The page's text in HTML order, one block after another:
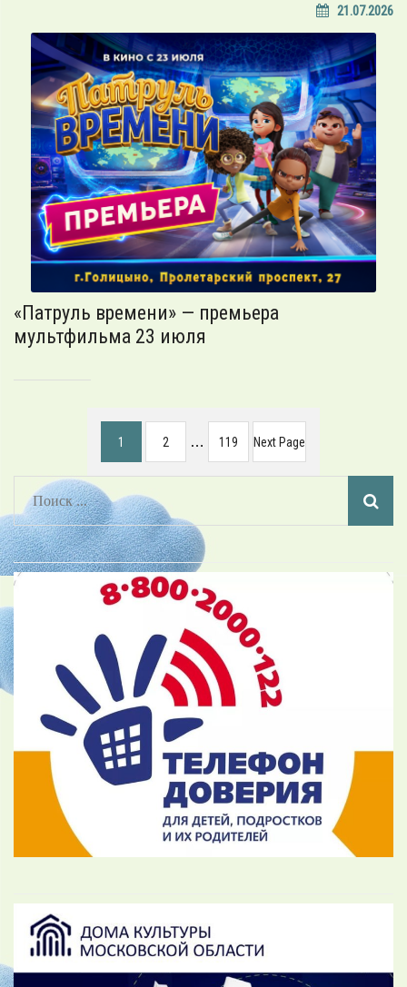
21.07.2026
«Патруль времени» — премьера
мультфильма 23 июля
Page
1 Page
2 … Page
119 Next Page